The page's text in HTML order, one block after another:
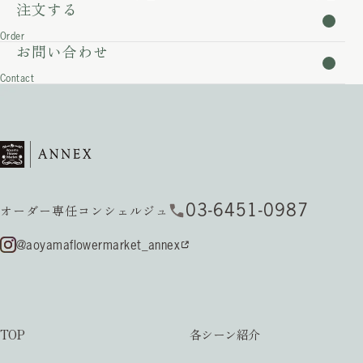
注文する
Order
お問い合わせ
Contact
オーダー専任コンシェルジュ 03-6451-0987
@aoyamaflowermarket_annex
TOP 各シーン紹介